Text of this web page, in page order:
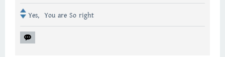
Yes, You are So right